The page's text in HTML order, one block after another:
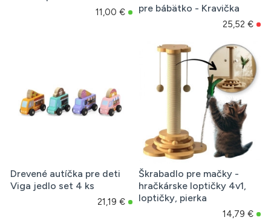
11,00 €
pre bábätko - Kravička
25,52 €
Drevené autíčka pre deti
Viga jedlo set 4 ks
21,19 €
Škrabadlo pre mačky -
hračkárske loptičky 4v1,
loptičky, pierka
14,79 €